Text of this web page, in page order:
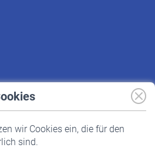
wir Cookies ein, die für den
sind.